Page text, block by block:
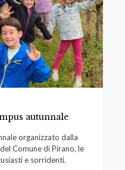
autunnale
organizzato dalla
Comune di Pirano, le
e sorridenti.